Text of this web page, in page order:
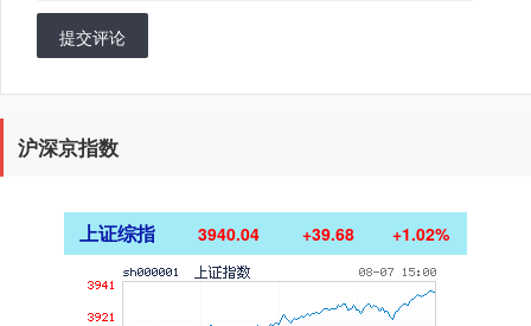
提交评论
沪深京指数
上证综指 3940.04 +39.68 +1.02%